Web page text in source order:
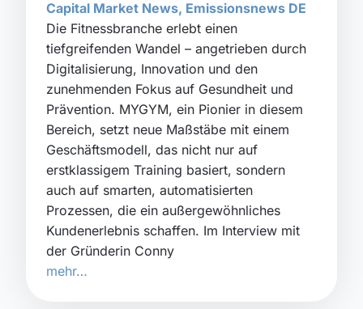
Capital Market News, Emissionsnews DE
Die Fitnessbranche erlebt einen
tiefgreifenden Wandel – angetrieben durch
Digitalisierung, Innovation und den
zunehmenden Fokus auf Gesundheit und
Prävention. MYGYM, ein Pionier in diesem
Bereich, setzt neue Maßstäbe mit einem
Geschäftsmodell, das nicht nur auf
erstklassigem Training basiert, sondern
auch auf smarten, automatisierten
Prozessen, die ein außergewöhnliches
Kundenerlebnis schaffen. Im Interview mit
der Gründerin Conny
mehr…